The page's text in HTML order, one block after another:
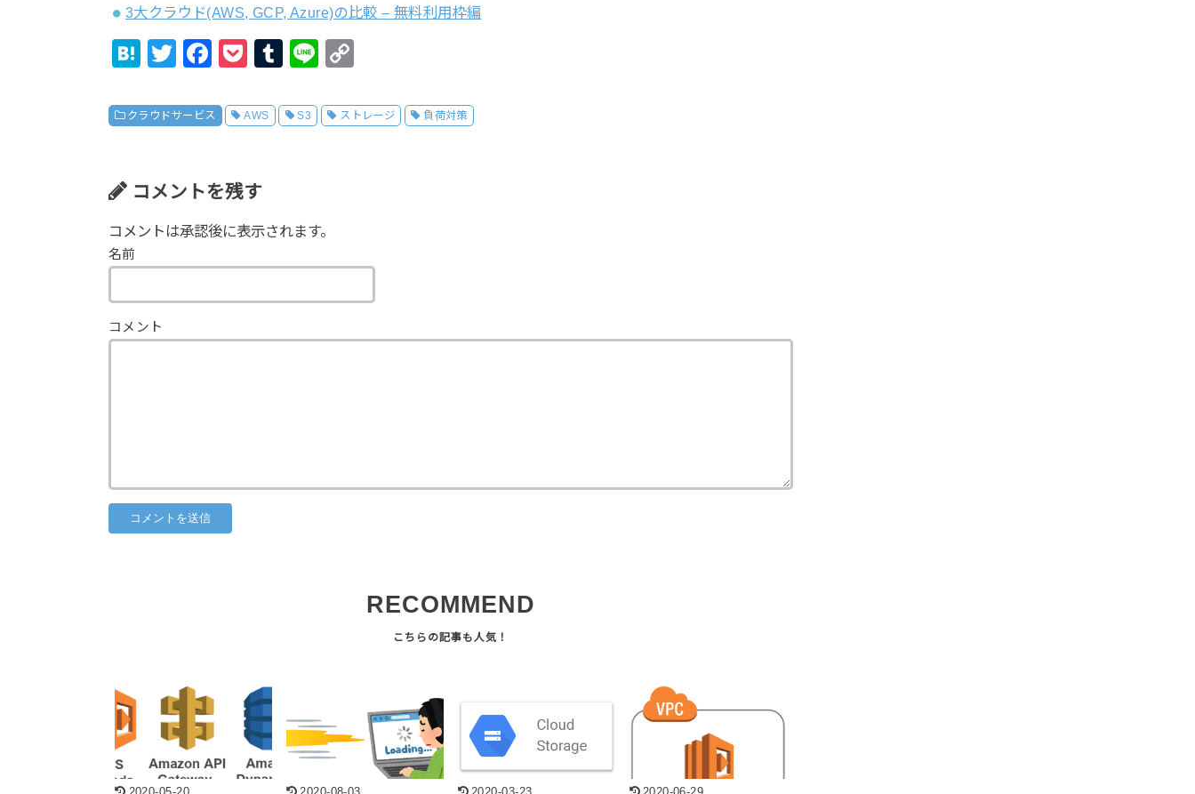
3大クラウド(AWS, GCP, Azure)の比較 – 無料利用枠編
H
e
T
tt
F
c
o
o
P
ck
T
m
Li
e
p
クラウドサービス AWS S3 ストレージ 負荷対策
コメントを残す
コメントは承認後に表示されます。
名前
コメント
RECOMMEND